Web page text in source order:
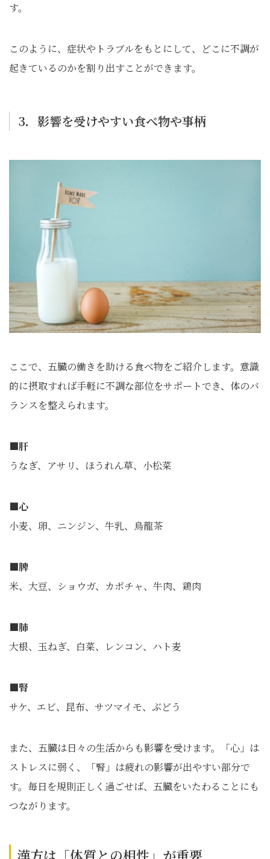
す。
このように、症状やトラブルをもとにして、どこに不調が
起きているのかを割り出すことができます。
3．影響を受けやすい食べ物や事柄
ここで、五臓の働きを助ける食べ物をご紹介します。意識
的に摂取すれば手軽に不調な部位をサポートでき、体のバ
ランスを整えられます。
■肝
うなぎ、アサリ、ほうれん草、小松菜
■心
小麦、卵、ニンジン、牛乳、烏龍茶
■脾
米、大豆、ショウガ、カボチャ、牛肉、鶏肉
■肺
大根、玉ねぎ、白菜、レンコン、ハト麦
■腎
サケ、エビ、昆布、サツマイモ、ぶどう
また、五臓は日々の生活からも影響を受けます。「心」は
ストレスに弱く、「腎」は疲れの影響が出やすい部分で
す。毎日を規則正しく過ごせば、五臓をいたわることにも
つながります。
漢方は「体質との相性」が重要